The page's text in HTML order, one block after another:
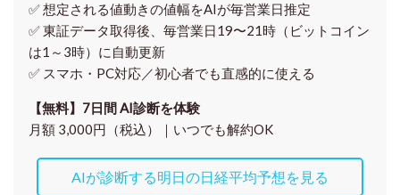
✅ 想定される値動きの値幅をAIが毎営業日推定
✅ 東証データ取得後、 毎営業日19〜21時（ビットコイン
は1～3時）に自動更新
✅ スマホ・PC対応／初心者でも直感的に使える
【無料】7日間 AI診断を体験
月額 3,000円（税込）｜いつでも解約OK
AIが診断する明日の日経平均予想を見る